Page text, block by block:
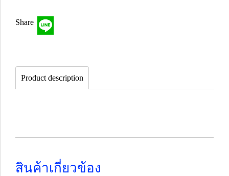
Share
Product description
สินค้าเกี่ยวข้อง